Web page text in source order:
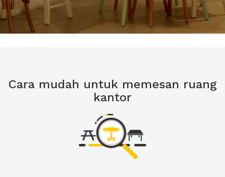
Cara mudah untuk memesan ruang
kantor